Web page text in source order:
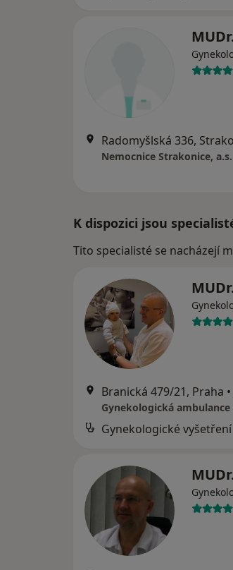
Radomyšlská 336,
Nemocnice Strakonice, a.s.
K dispozici jsou
Tito specialisté se nacházejí
Branická 479/21, Praha •
Gynekologická ambulance
Gynekologické vyšetření